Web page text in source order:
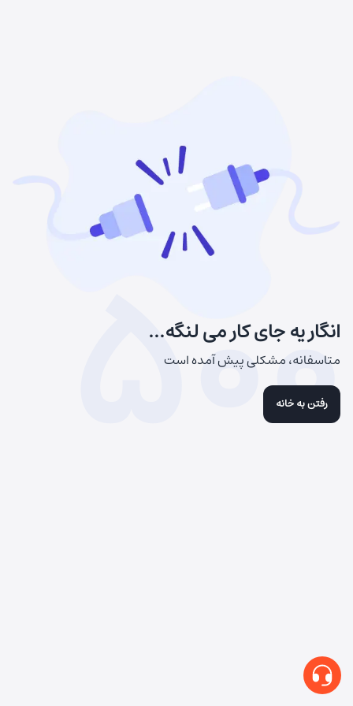
انگار یه جای کار می لنگه...
متاسفانه، مشکلی پیش آمده است
رفتن به خانه
500